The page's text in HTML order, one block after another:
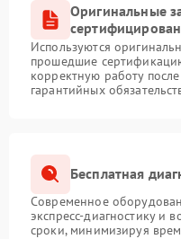
Оригинальные
Используются
прошедшие
корректную работу
гарантийных
Бесплатная
Современное
экспресс-диагностику и
сроки, минимизируя